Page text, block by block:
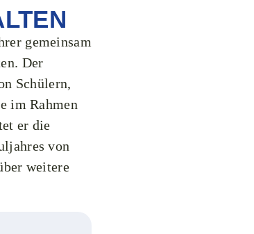
gemeinsam
Der
Schülern,
im Rahmen
er die
von
weitere